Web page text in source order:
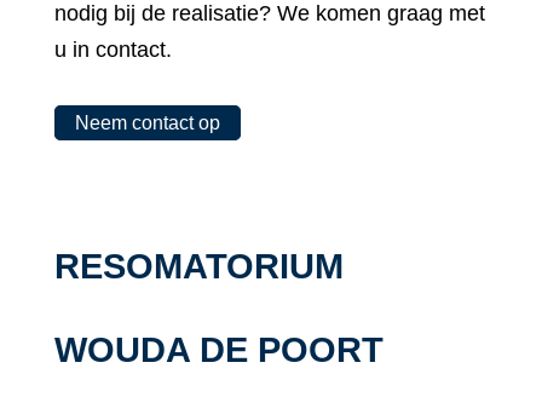
nodig bij de realisatie? We komen graag met
u in contact.
Neem contact op
RESOMATORIUM
WOUDA DE POORT